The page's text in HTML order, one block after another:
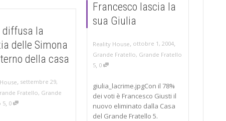
Francesco lascia la
sua Giulia
Reality House, ottobre 1, 2004,
Grande Fratello, Grande Fratello
5 0
giulia_lacrime.jpgCon il 78%
dei voti è Francesco Giusti il
nuovo eliminato dalla Casa
del Grande Fratello 5.
diffusa la
delle Simona
della casa
, settembre 29,
Fratello, Grande
5 0